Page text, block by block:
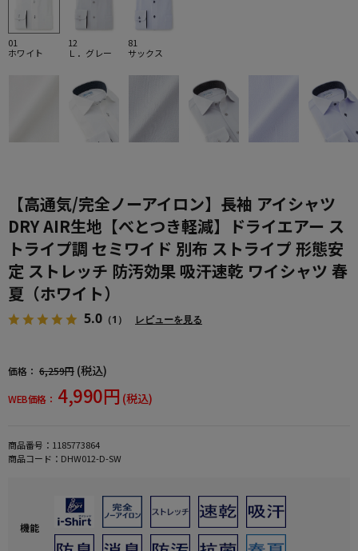
01
ホワイト
12
Ｌ．グレー
81
サックス
【高通気/完全ノーアイロン】長袖 アイシャツ
DRY AIR生地【べとつき軽減】ドライエアー ス
トライプ調 セミワイド 別布 ストライプ 形態安
定 ストレッチ 防汚効果 吸汗速乾 ワイシャツ 春
夏（ホワイト）
5.0 （1） レビューを見る
価格： 6,259円 (税込)
WEB価格： 4,990円 (税込)
商品番号： 1185773864
商品コード： DHW012-D-SW
機能